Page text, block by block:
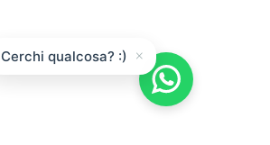
×
Cerchi qualcosa? :)